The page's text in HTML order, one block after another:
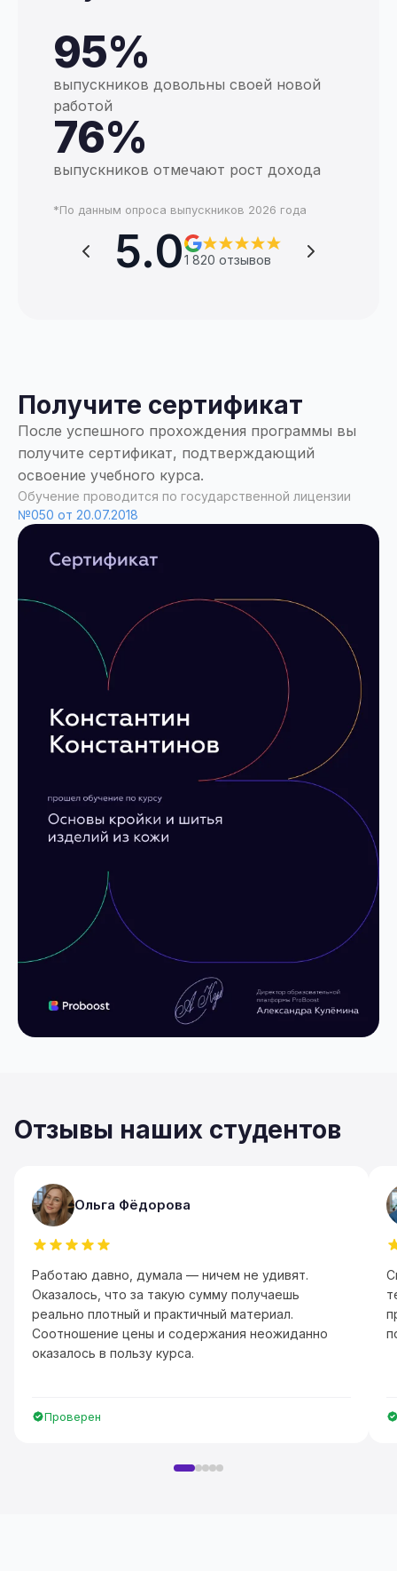
95%
выпускников довольны своей новой
работой
76%
выпускников отмечают рост дохода
*По данным опроса выпускников 2026 года
5.03 120 отзывов
Получите сертификат
После успешного прохождения программы вы
получите сертификат, подтверждающий
освоение учебного курса.
Обучение проводится по государственной лицензии
№050 от 20.07.2018
Отзывы наших студентов
Ольга Фёдорова
Работаю давно, думала — ничем не удивят.
Оказалось, что за такую сумму получаешь
реально плотный и практичный материал.
Соотношение цены и содержания неожиданно
оказалось в пользу курса.
Проверен